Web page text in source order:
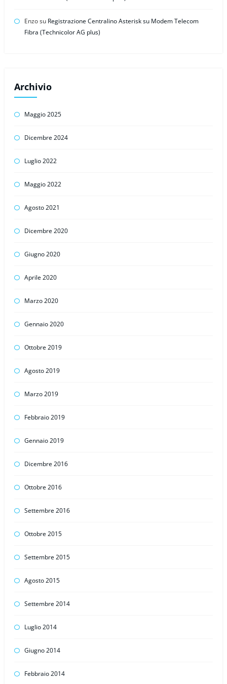
Enzosu Registrazione Centralino Asterisk su Modem Telecom
Fibra (Technicolor AG plus)
Archivio
Maggio 2025
Dicembre 2024
Luglio 2022
Maggio 2022
Agosto 2021
Dicembre 2020
Giugno 2020
Aprile 2020
Marzo 2020
Gennaio 2020
Ottobre 2019
Agosto 2019
Marzo 2019
Febbraio 2019
Gennaio 2019
Dicembre 2016
Ottobre 2016
Settembre 2016
Ottobre 2015
Settembre 2015
Agosto 2015
Settembre 2014
Luglio 2014
Giugno 2014
Febbraio 2014